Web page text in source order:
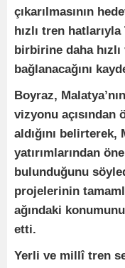
çıkarılmasının
hızlı tren
birbirine daha
bağlanacağını
Boyraz,
vizyonu
aldığını belirterek,
yatırımlarından
bulunduğunu
projelerinin
ağındaki
etti.
Yerli ve millî tren